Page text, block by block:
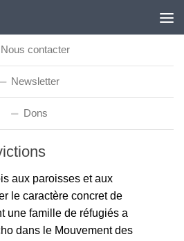
Nous contacter
Newsletter
Dons
aux paroisses et aux
le caractère concret de
une famille de réfugiés a
dans le Mouvement des